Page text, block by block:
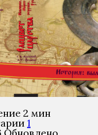
2 мин
1